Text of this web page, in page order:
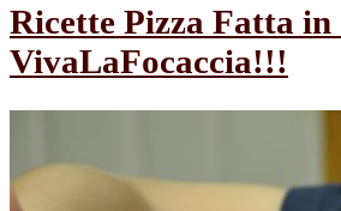
Ricette Pizza Fatta in
VivaLaFocaccia!!!